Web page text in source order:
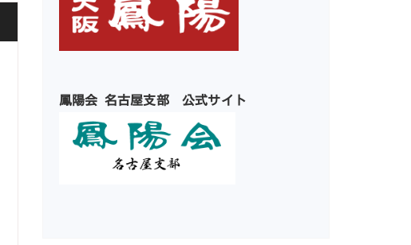
鳳陽会 名古屋支部 公式サイト